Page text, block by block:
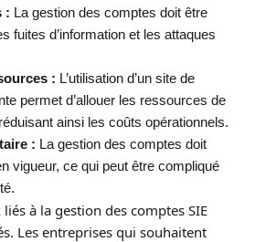
: La gestion des comptes doit être
fuites d’information et les attaques
: L’utilisation d’un site de
permet d’allouer les ressources de
ainsi les coûts opérationnels.
: La gestion des comptes doit
vigueur, ce qui peut être compliqué
à la gestion des comptes SIE
Les entreprises qui souhaitent